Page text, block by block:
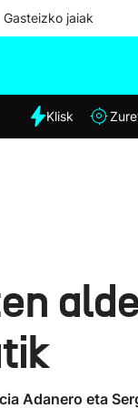
Gasteizko jaiak
Klisk
Adanero eta